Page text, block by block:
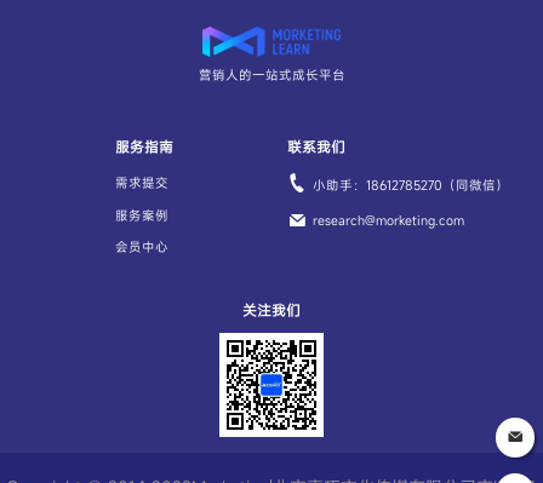
营销人的一站式成长平台
服务指南
需求提交
服务案例
会员中心
联系我们
小助手：18612785270（同微信）
research@morketing.com
关注我们